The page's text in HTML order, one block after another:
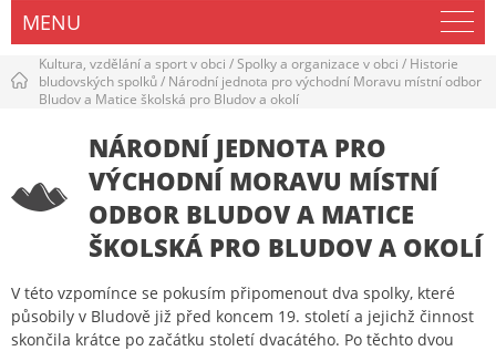
MENU
Kultura, vzdělání a sport v obci /Spolky a organizace v obci / Historie
bludovských spolků/ Národní jednota pro východní Moravu místní odbor
Bludov a Matice školská pro Bludov a okolí
NÁRODNÍ JEDNOTA PRO
VÝCHODNÍ MORAVU MÍSTNÍ
ODBOR BLUDOV A MATICE
ŠKOLSKÁ PRO BLUDOV A OKOLÍ
V této vzpomínce se pokusím připomenout dva spolky, které
působily v Bludově již před koncem 19. století a jejichž činnost
skončila krátce po začátku století dvacátého. Po těchto dvou